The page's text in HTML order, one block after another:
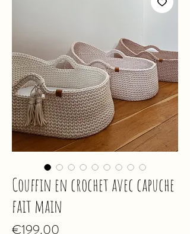
Couffin en crochet avec capuche
fait main
€199.00